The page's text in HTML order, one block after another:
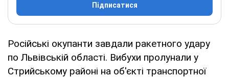
Підписатися
Російські окупанти завдали ракетного удару
по Львівській області. Вибухи пролунали у
Стрийському районі на об'єкті транспортної